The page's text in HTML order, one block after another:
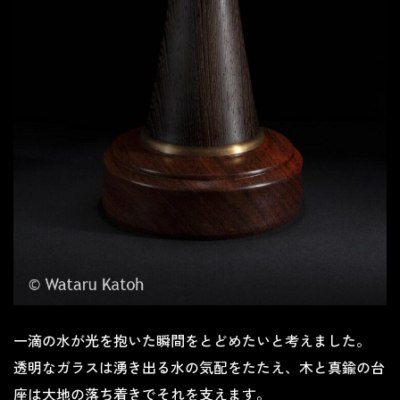
一滴の水が光を抱いた瞬間をとどめたいと考えました。
透明なガラスは湧き出る水の気配をたたえ、木と真鍮の台
座は大地の落ち着きでそれを支えます。